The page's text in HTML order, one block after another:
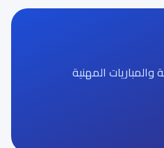
والمباريات المهنية